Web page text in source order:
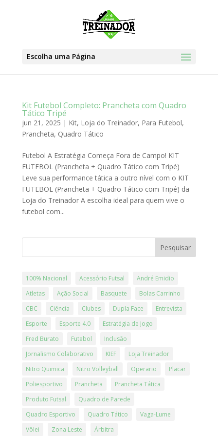
Escolha uma Página
Kit Futebol Completo: Prancheta com Quadro
Tático Tripé
jun 21, 2025 | Kit, Loja do Treinador, Para Futebol,
Prancheta, Quadro Tático
Futebol A Estratégia Começa Fora de Campo! KIT
FUTEBOL (Prancheta + Quadro Tático com Tripé)
Leve sua performance tática a outro nível com o KIT
FUTEBOL (Prancheta + Quadro Tático com Tripé) da
Loja do Treinador A escolha ideal para quem vive o
futebol com...
Pesquisar
100% Nacional Acessório Futsal
André Emidio
Atletas
Ação Social Basquete
Bolas Carrinho
CBC
Ciência Clubes Dupla Face
Entrevista
Esporte
Esporte 4.0
Estratégia de Jogo
Fred Burato
Futebol
Inclusão
Jornalismo Colaborativo
KIEF
Loja Treinador
Nitro Quimica
Nitro Volleyball Operario
Placar
Poliesportivo
Prancheta
Prancheta Tática
Produto Futsal
Quadro de Parede
Quadro Esportivo
Quadro Tático
Vaga-Lume
Vôlei
Zona Leste Árbitra